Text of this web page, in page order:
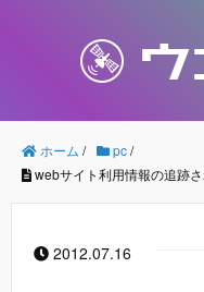
ホーム / pc/
webサイト利用情報の追跡
2012.07.16